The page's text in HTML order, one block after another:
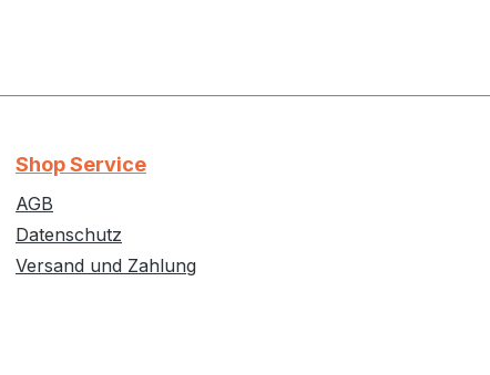
Shop Service
AGB
Datenschutz
Versand und Zahlung